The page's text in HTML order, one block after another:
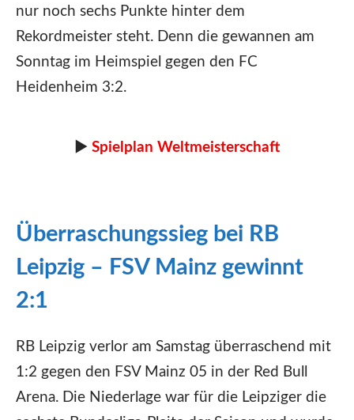
nur noch sechs Punkte hinter dem
Rekordmeister steht. Denn die gewannen am
Sonntag im Heimspiel gegen den FC
Heidenheim 3:2.
► Spielplan Weltmeisterschaft
Überraschungssieg bei RB
Leipzig – FSV Mainz gewinnt
2:1
RB Leipzig verlor am Samstag überraschend mit
1:2 gegen den FSV Mainz 05 in der Red Bull
Arena. Die Niederlage war für die Leipziger die